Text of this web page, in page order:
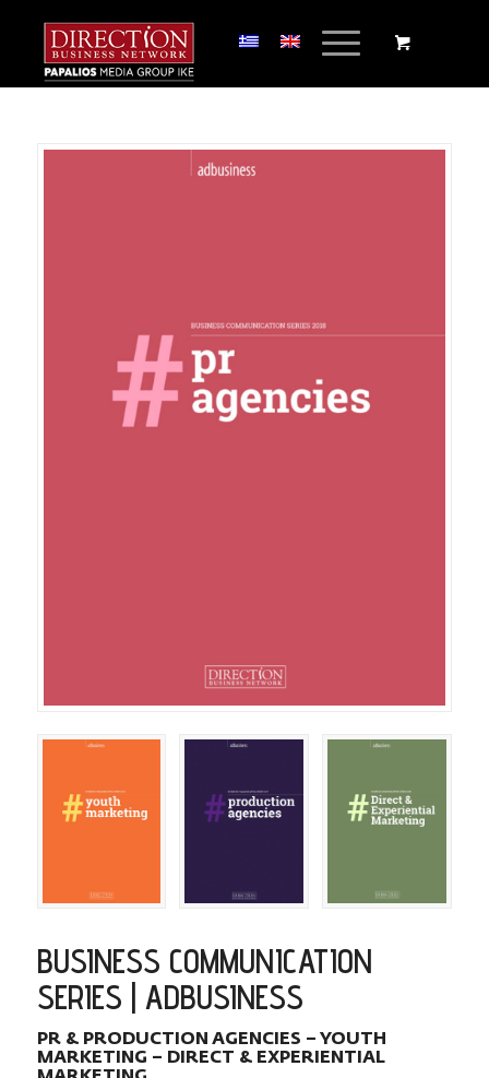
BUSINESS COMMUNICATION
SERIES | ADBUSINESS
PR & PRODUCTION AGENCIES – YOUTH
MARKETING – DIRECT & EXPERIENTIAL